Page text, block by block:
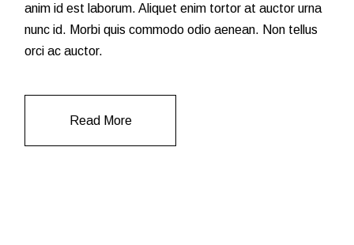
anim id est laborum. Aliquet enim tortor at auctor urna
nunc id. Morbi quis commodo odio aenean. Non tellus
orci ac auctor.
Read More